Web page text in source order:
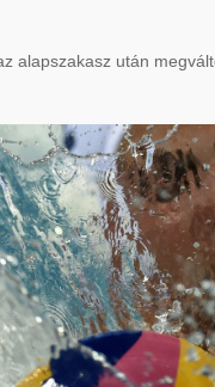
alapszakasz után